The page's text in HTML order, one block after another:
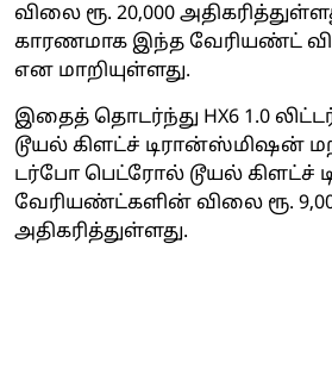
விலை ரூ. 20,000
காரணமாக இந்த வேரியண்ட்
என மாறியுள்ளது.
இதைத் தொடர்ந்து HX6 1.0
டூயல் கிளட்ச் டிரான்ஸ்மிஷன்
டர்போ பெட்ரோல் டூயல் கிளட்ச்
வேரியண்ட்களின் விலை ரூ.
அதிகரித்துள்ளது.